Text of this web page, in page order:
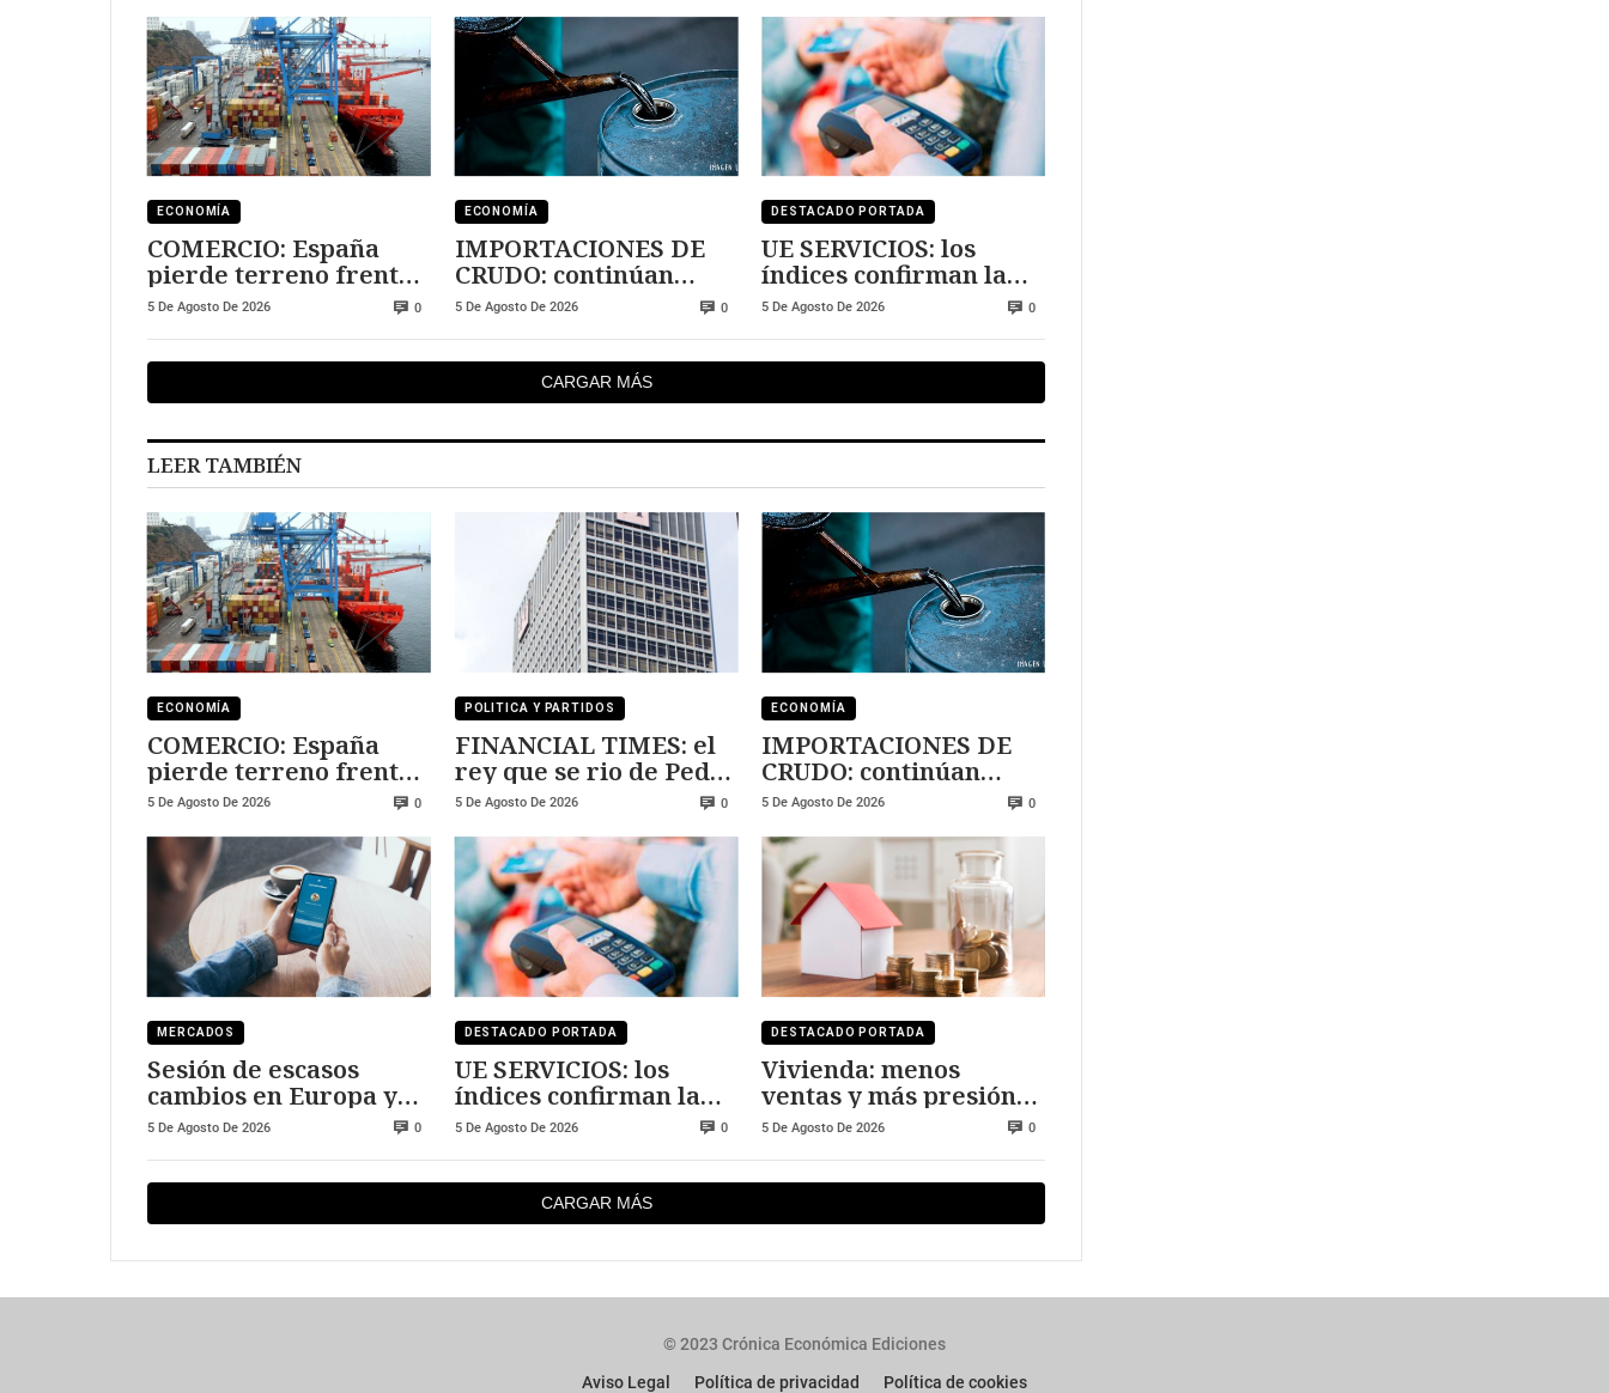
ECONOMÍA
COMERCIO: España
pierde terreno frente
a Marruecos
5 De Agosto De 2026 0
ECONOMÍA
IMPORTACIONES DE
CRUDO: continúan
creciendo
5 De Agosto De 2026 0
DESTACADO PORTADA
UE SERVICIOS: los
índices confirman la
expansión
5 De Agosto De 2026 0
CARGAR MÁS
LEER TAMBIÉN
ECONOMÍA
COMERCIO: España
pierde terreno frente
a Marruecos
5 De Agosto De 2026 0
POLITICA Y PARTIDOS
FINANCIAL TIMES: el
rey que se rio de Pedro
Sanchez
5 De Agosto De 2026 0
ECONOMÍA
IMPORTACIONES DE
CRUDO: continúan
creciendo
5 De Agosto De 2026 0
MERCADOS
Sesión de escasos
cambios en Europa y
Wall Street
5 De Agosto De 2026 0
DESTACADO PORTADA
UE SERVICIOS: los
índices confirman la
expansión
5 De Agosto De 2026 0
DESTACADO PORTADA
Vivienda: menos
ventas y más presión
sobre los precios
5 De Agosto De 2026 0
CARGAR MÁS
© 2023 Crónica Económica Ediciones
Aviso Legal
Política de privacidad Política de cookies